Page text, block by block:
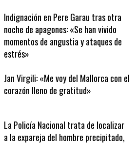
Indignación en Pere Garau tras otra
noche de apagones: «Se han vivido
momentos de angustia y ataques de
estrés»
Jan Virgili: «Me voy del Mallorca con el
corazón lleno de gratitud»
La Policía Nacional trata de localizar
a la expareja del hombre precipitado,